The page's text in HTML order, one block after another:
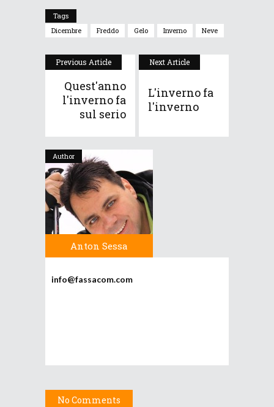
Tags
Dicembre
Freddo Gelo Inverno Neve
Previous Article
Quest'anno
l'inverno fa
sul serio
Next Article
L'inverno fa
l'inverno
Author
Anton Sessa
info@fassacom.com
No Comments